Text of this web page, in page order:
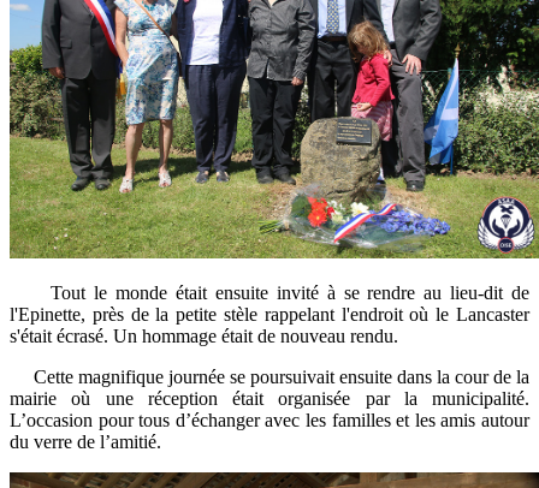
Tout le monde était ensuite invité à se rendre au lieu-dit de
l'Epinette, près de la petite stèle rappelant l'endroit où le Lancaster
s'était écrasé. Un hommage était de nouveau rendu.
Cette magnifique journée se poursuivait ensuite dans la cour de la
mairie où une réception était organisée par la municipalité.
L’occasion pour tous d’échangeravec les familles et les amisautour
du verre de l’amitié.